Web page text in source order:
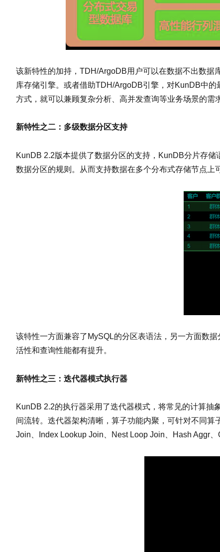
该新特性的加持，TDH/ArgoDB用户可以在数据不出数
库存储引擎。或者借助TDH/ArgoDB引擎，对KunDB中
方式，就可以兼顾复杂分析、高并发查询等业务场景的需
新特性之二：多级数据分区支持
KunDB 2.2版本提供了数据分区的支持，KunDB分片存
数据分区的规则。从而支持数据在多个分布式存储节点上
该特性一方面兼容了MySQL的分区表语法，另一方面数
活性和查询性能都有提升。
新特性之三：迭代器模式执行器
KunDB 2.2的执行器采用了迭代器模式，将常见的计算
间流转。迭代器架构清晰，算子功能内聚，可针对不同
Join、Index Lookup Join、Nest Loop Join、Hash Aggr